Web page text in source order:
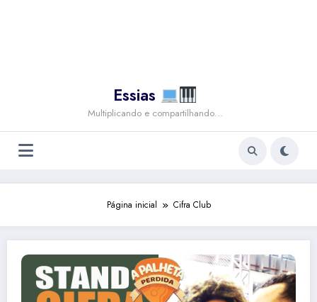
Essias
Multiplicando e compartilhando…
Página inicial Cifra Club